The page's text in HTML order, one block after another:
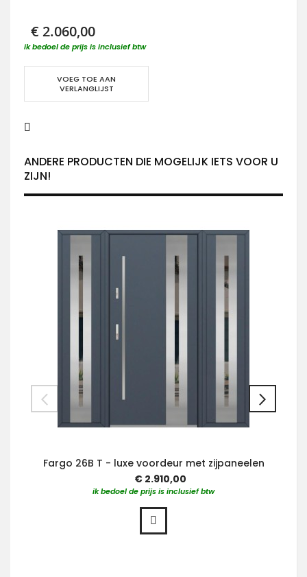
€ 2.060,00
ik bedoel de prijs is inclusief btw
VOEG TOE AAN
VERLANGLIJST
ANDERE PRODUCTEN DIE MOGELIJK IETS VOOR U
ZIJN!
Fargo 26B T - luxe voordeur met zijpaneelen
€ 2.910,00
ik bedoel de prijs is inclusief btw